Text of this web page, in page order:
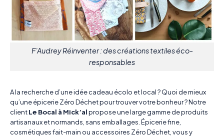
F’Audrey Réinventer : des créations textiles éco-
responsables
A la recherche d’une idée cadeau écolo et local ? Quoi de mieux
qu’une épicerie Zéro Déchet pour trouver votre bonheur ? Notre
clientLe Bocal à Mick’alpropose une large gamme de produits
artisanaux et normands, sans emballages. Épicerie fine,
cosmétiques fait-main ou accessoires Zéro Déchet, vous y